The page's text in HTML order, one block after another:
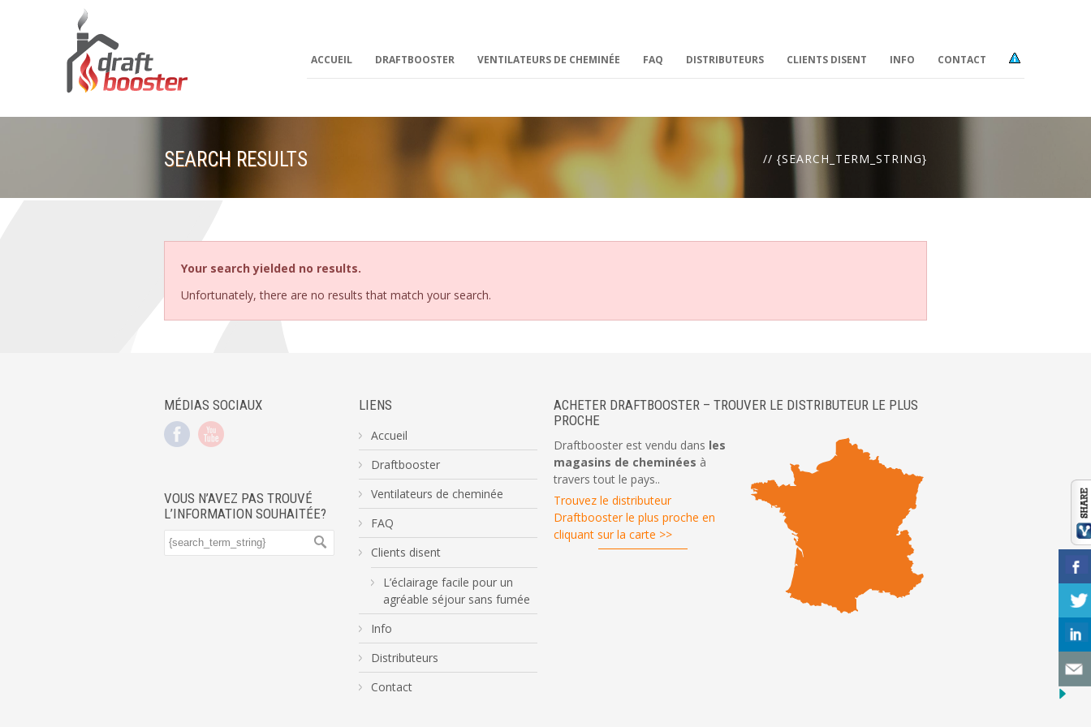
ACCUEIL DRAFTBOOSTER VENTILATEURS DE CHEMINÉE FAQ DISTRIBUTEURS CLIENTS DISENT INFO CONTACT
SEARCH RESULTS // {SEARCH_TERM_STRING}
Your search yielded no results.
Unfortunately, there are no results that match your search.
MÉDIAS SOCIAUX
VOUS N’AVEZ PAS TROUVÉ
L’INFORMATION SOUHAITÉE?
LIENS
Accueil
Draftbooster
Ventilateurs de cheminée
FAQ
Clients disent
L’éclairage facile pour un
agréable séjour sans fumée
Info
Distributeurs
Contact
ACHETER DRAFTBOOSTER – TROUVER LE DISTRIBUTEUR LE PLUS
PROCHE
Draftbooster est vendu dans les
magasins de cheminées à
travers tout le pays..
Trouvez le distributeur
Draftbooster le plus proche en
cliquant sur la carte >>